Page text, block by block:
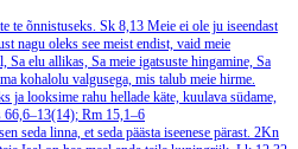
te õnnistuseks. Sk 8,13 Meie ei ole ju iseendast
nagu oleks see meist endist, vaid meie
Sa elu allikas, Sa meie igatsuste hingamine, Sa
kohalolu valgusega, mis talub meie hirme.
ja looksime rahu hellade käte, kuulava südame,
66,6–13(14); Rm 15,1–6
seda linna, et seda päästa iseenese pärast. 2Kn